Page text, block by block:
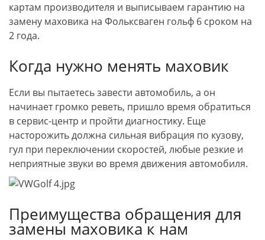
картам производителя и выписываем гарантию на
замену маховика на Фольксваген гольф 6 сроком на
2 года.
Когда нужно менять маховик
Если вы пытаетесь завести автомобиль, а он
начинает громко реветь, пришло время обратиться
в сервис-центр и пройти диагностику. Еще
насторожить должна сильная вибрация по кузову,
гул при переключении скоростей, любые резкие и
неприятные звуки во время движения автомобиля.
Преимущества обращения для
замены маховика к нам